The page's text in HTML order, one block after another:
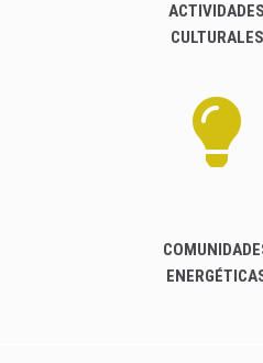
ACTIVIDADES
CULTURALES